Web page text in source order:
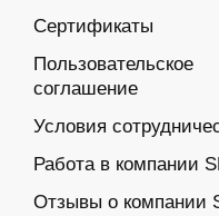
Сертификаты
Пользовательское
соглашение
Условия
Работа в компании
Отзывы о компании